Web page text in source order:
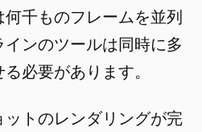
千ものフレームを並列
ンのツールは同時に多
必要があります。
トのレンダリングが完